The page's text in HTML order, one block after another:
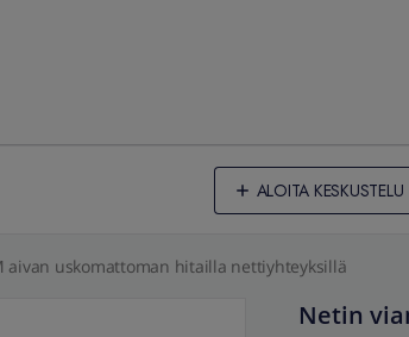
ALOITA KESKUSTELU
aivan uskomattoman hitailla nettiyhteyksillä
Netin